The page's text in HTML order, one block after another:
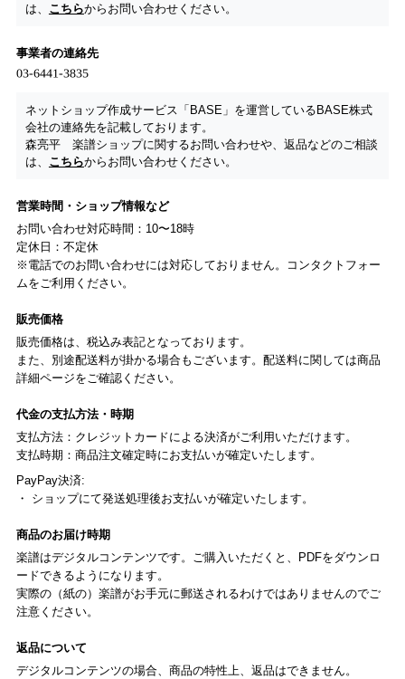
は、 こちらからお問い合わせください。
事業者の連絡先
ネットショップ作成サービス「BASE」を運営しているBASE株式
会社の連絡先を記載しております。
森亮平 楽譜ショップに関するお問い合わせや、返品などのご相談
は、 こちらからお問い合わせください。
営業時間・ショップ情報など
お問い合わせ対応時間：10〜18時
定休日：不定休
※電話でのお問い合わせには対応しておりません。コンタクトフォー
ムをご利用ください。
販売価格
販売価格は、税込み表記となっております。
また、別途配送料が掛かる場合もございます。配送料に関しては商品
詳細ページをご確認ください。
代金の支払方法・時期
支払方法：クレジットカードによる決済がご利用いただけます。
支払時期：商品注文確定時にお支払いが確定いたします。
PayPay決済:
・ ショップにて発送処理後お支払いが確定いたします。
商品のお届け時期
楽譜はデジタルコンテンツです。ご購入いただくと、PDFをダウンロ
ードできるようになります。
実際の（紙の）楽譜がお手元に郵送されるわけではありませんのでご
注意ください。
返品について
デジタルコンテンツの場合、商品の特性上、返品はできません。